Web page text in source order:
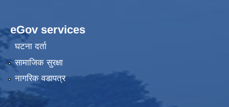
eGov services
घटना दर्ता
सामाजिक सुरक्षा
नागरिक वडापत्र